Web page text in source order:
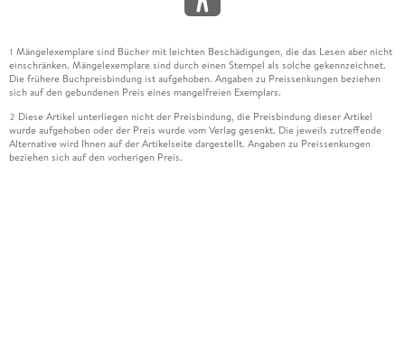
1 Mängelexemplare sind Bücher mit leichten Beschädigungen, die das Lesen aber nicht
einschränken. Mängelexemplare sind durch einen Stempel als solche gekennzeichnet.
Die frühere Buchpreisbindung ist aufgehoben. Angaben zu Preissenkungen beziehen
sich auf den gebundenen Preis eines mangelfreien Exemplars.
2 Diese Artikel unterliegen nicht der Preisbindung, die Preisbindung dieser Artikel
wurde aufgehoben oder der Preis wurde vom Verlag gesenkt. Die jeweils zutreffende
Alternative wird Ihnen auf der Artikelseite dargestellt. Angaben zu Preissenkungen
beziehen sich auf den vorherigen Preis.